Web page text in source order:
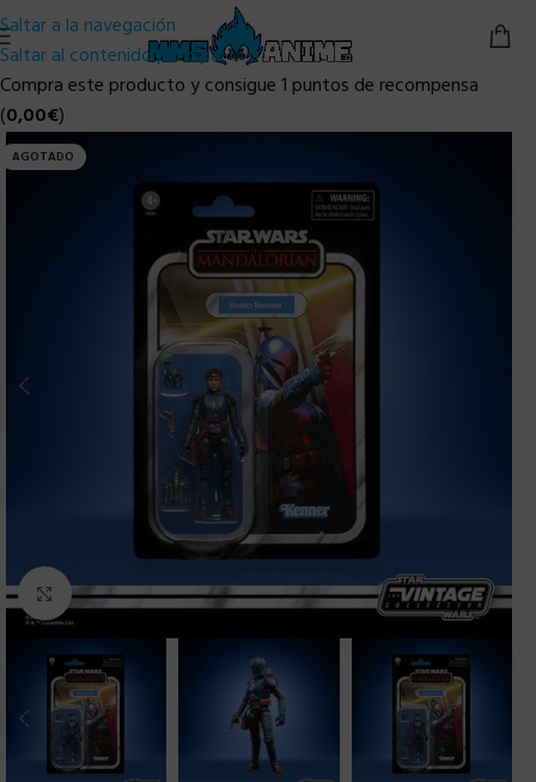
Saltar a la navegación
Saltar al contenido principal
Compra este producto y consigue 1 puntos de recompensa
(0,00€)
AGOTADO
Clic para ampliar